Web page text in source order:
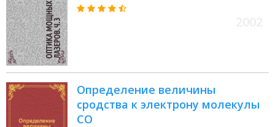
Определение величины
сродства к электрону молекулы
CO